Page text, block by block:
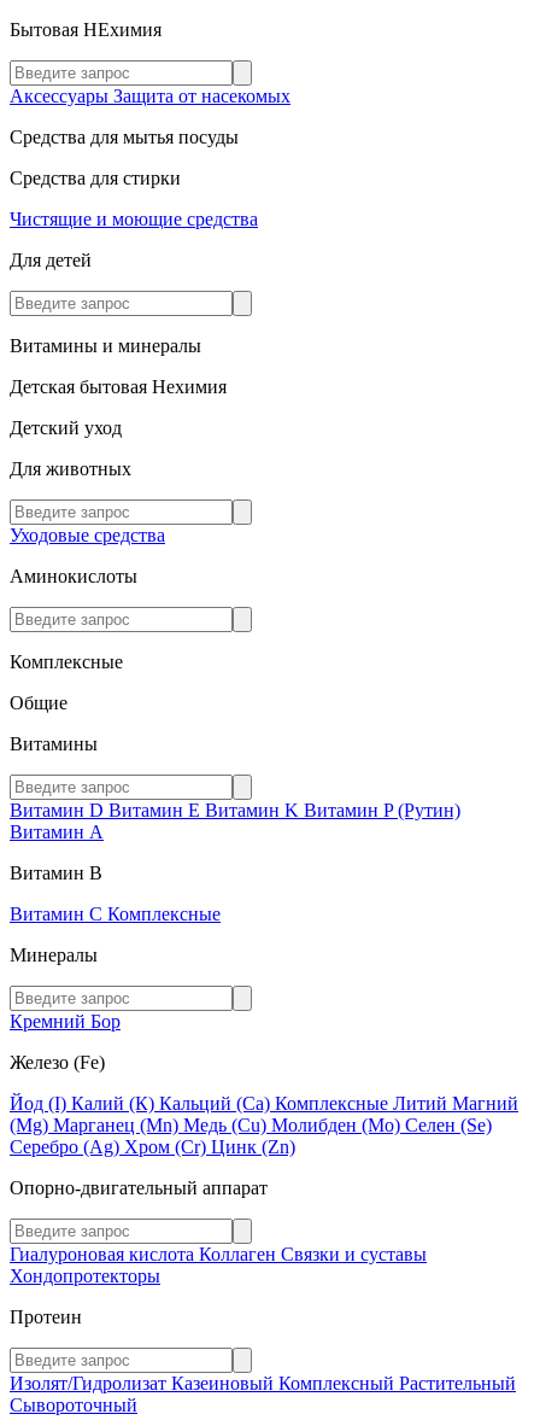
Бытовая НЕхимия
Аксессуары Защита от насекомых
Средства для мытья посуды
Средства для стирки
Чистящие и моющие средства
Для детей
Витамины и минералы
Детская бытовая Нехимия
Детский уход
Для животных
Уходовые средства
Аминокислоты
Комплексные
Общие
Витамины
Витамин D Витамин E Витамин K Витамин P (Рутин)
Витамин А
Витамин В
Витамин C Комплексные
Минералы
Кремний Бор
Железо (Fe)
Йод (I) Калий (К) Кальций (Са) Комплексные Литий Магний
(Mg) Марганец (Mn) Медь (Сu) Молибден (Мо) Селен (Se)
Серебро (Ag) Хром (Cr) Цинк (Zn)
Опорно-двигательный аппарат
Гиалуроновая кислота Коллаген Связки и суставы
Хондопротекторы
Протеин
Изолят/Гидролизат Казеиновый Комплексный Растительный
Сывороточный